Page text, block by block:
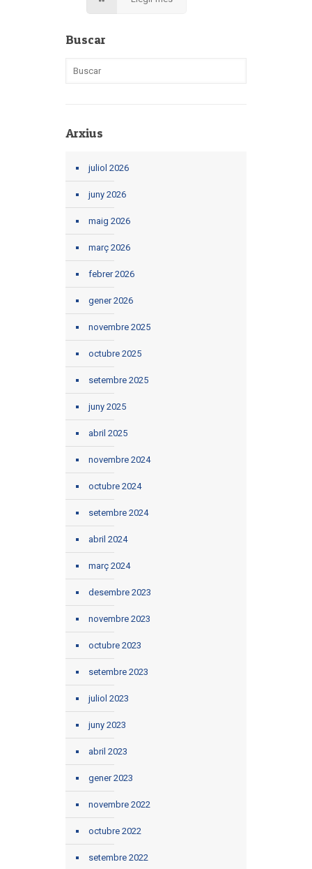
Buscar
Arxius
juliol 2026
juny 2026
maig 2026
març 2026
febrer 2026
gener 2026
novembre 2025
octubre 2025
setembre 2025
juny 2025
abril 2025
novembre 2024
octubre 2024
setembre 2024
abril 2024
març 2024
desembre 2023
novembre 2023
octubre 2023
setembre 2023
juliol 2023
juny 2023
abril 2023
gener 2023
novembre 2022
octubre 2022
setembre 2022